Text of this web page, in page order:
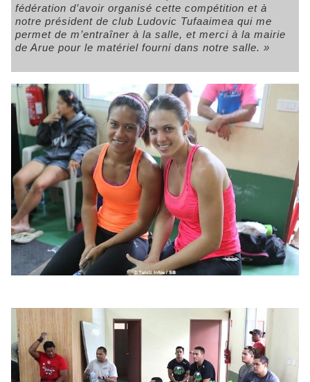
fédération d’avoir organisé cette compétition et à
notre président de club Ludovic Tufaaimea qui me
permet de m’entraîner à la salle, et merci à la mairie
de Arue pour le matériel fourni dans notre salle. »